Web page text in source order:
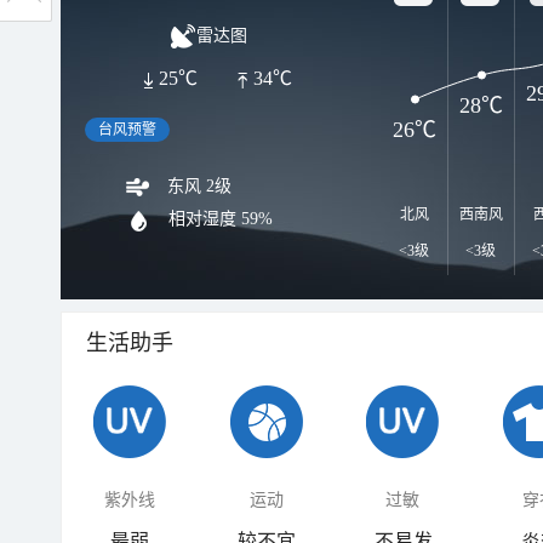
雷达图
34℃
25℃
台风预警
东风 2级
相对湿度 59% 北风
<3级
西南风
<3级
26℃
28℃
生活助手
紫外线 运动 过敏 穿